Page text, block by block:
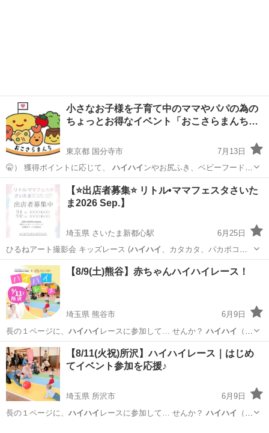
小さなお子様を子育て中のママやパパの為の
ちょっとお得なイベント「おこさらまんち…
東京都 国分寺市
7月13日
🤫） 獲得ポイントに応じて、 ハイハイ ンやお尻ふき、ベビーフードを
お持ち帰…
東京 国分寺市 育児 試供品
【⭐️出店者募集⭐️ リトル•ママフェスタさいた
ま2026 Sep.】
埼玉県 さいたま新都心駅
6月25日
ひるねアート撮影会 キッズレース (ハイハイ 、カタカタ、パカポコレ
ース) 親子向…
埼玉 さいたま市 さいたま新都心駅 育児 ブース
【8/9(土)熊谷】赤ちゃんハイハイレース！
埼玉県 熊谷市
6月9日
⾧の１ページに、 ハイハイ レースに参加して… せんか？ ハイハイ
（ズ
リバイ）出来… この日のハイハイ レースは… … 子一緒に楽しめるハ
イハイレースです。 … 者さまへ＞ ・ハイハイ・ズリバイができ…
埼玉 熊谷市 ハイハイ
【8/11(火祝)所沢】ハイハイレース｜はじめ
てイベント参加を応援♪
埼玉県 所沢市
6月9日
⾧の１ページに、 ハイハイ レースに参加して… せんか？ ハイハイ
（ズ